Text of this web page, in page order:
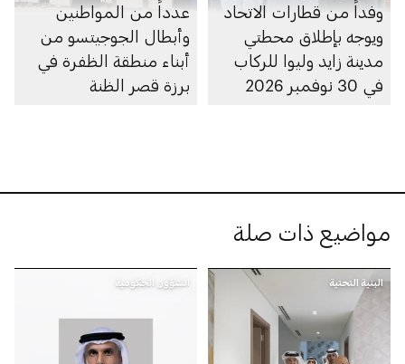
وفداً من قطارات الاتحاد
ويوجه بإطلاق محطتي
مدينة زايد وليوا للركاب
في 30 نوفمبر 2026
عدداً من المواطنين
وأبطال الجوجيتسو من
أبناء منطقة الظفرة في
برزة قصر الظنة
مواضيع ذات صلة
البنية التحتية الشؤون الحكومية